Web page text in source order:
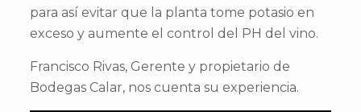
para así evitar que la planta tome potasio en
exceso y aumente el control del PH del vino.
Francisco Rivas, Gerente y propietario de
Bodegas Calar, nos cuenta su experiencia.